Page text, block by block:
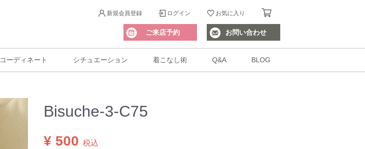
新規会員登録 ログイン お気に入り
ご来店予約 お問い合わせ
コーディネート シチュエーション 着こなし術 Q&A BLOG
Bisuche-3-C75
¥ 500 税込